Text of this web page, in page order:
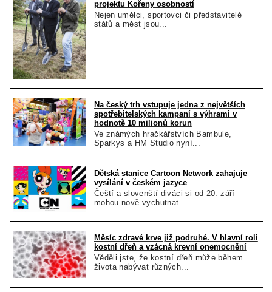
projektu Kořeny osobností
Nejen umělci, sportovci či představitelé
států a měst jsou...
Na český trh vstupuje jedna z největších
spotřebitelských kampaní s výhrami v
hodnotě 10 milionů korun
Ve známých hračkářstvích Bambule,
Sparkys a HM Studio nyní...
Dětská stanice Cartoon Network zahajuje
vysílání v českém jazyce
Čeští a slovenští diváci si od 20. září
mohou nově vychutnat...
Měsíc zdravé krve již podruhé. V hlavní roli
kostní dřeň a vzácná krevní onemocnění
Věděli jste, že kostní dřeň může během
života nabývat různých...